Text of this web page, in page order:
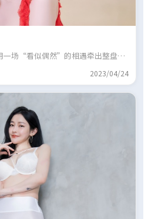
一场“看似偶然”的相遇牵出整盘棋
2023/04/24